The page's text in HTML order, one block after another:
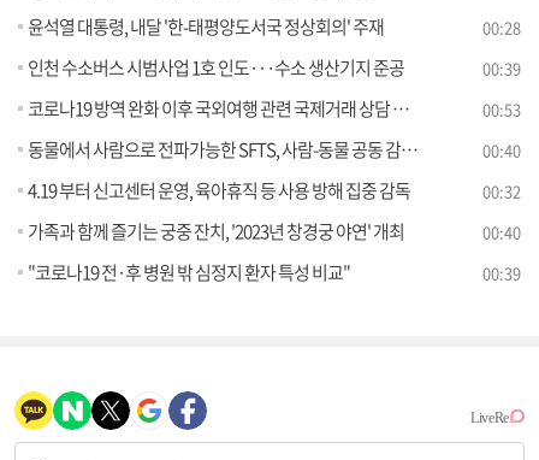
윤석열 대통령, 내달 '한-태평양도서국 정상회의' 주재 00:28
인천 수소버스 시범사업 1호 인도···수소 생산기지 준공 00:39
코로나19 방역 완화 이후 국외여행 관련 국제거래 상담 급증 00:53
동물에서 사람으로 전파가능한 SFTS, 사람-동물 공동 감시체계 운영 00:40
4.19 부터 신고센터 운영, 육아휴직 등 사용 방해 집중 감독 00:32
가족과 함께 즐기는 궁중 잔치, '2023년 창경궁 야연' 개최 00:40
"코로나19 전·후 병원 밖 심정지 환자 특성 비교" 00:39